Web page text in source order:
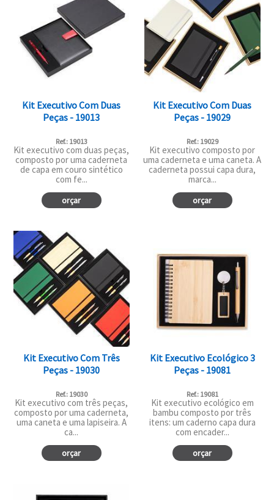
Kit Executivo Com Duas
Peças - 19013
Ref.: 19013
Kit executivo com duas peças,
composto por uma caderneta
de capa em couro sintético
com fe...
orçar
Kit Executivo Com Duas
Peças - 19029
Ref.: 19029
Kit executivo composto por
uma caderneta e uma caneta. A
caderneta possui capa dura,
marca...
orçar
Kit Executivo Com Três
Peças - 19030
Ref.: 19030
Kit executivo com três peças,
composto por uma caderneta,
uma caneta e uma lapiseira. A
ca...
orçar
Kit Executivo Ecológico 3
Peças - 19081
Ref.: 19081
Kit executivo ecológico em
bambu composto por três
itens: um caderno capa dura
com encader...
orçar